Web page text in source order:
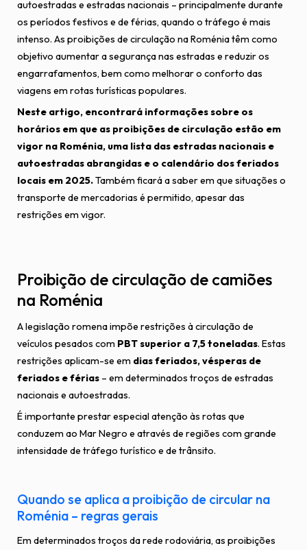
autoestradas e estradas nacionais – principalmente durante
os períodos festivos e de férias, quando o tráfego é mais
intenso. As proibições de circulação na Roménia têm como
objetivo aumentar a segurança nas estradas e reduzir os
engarrafamentos, bem como melhorar o conforto das
viagens em rotas turísticas populares.
Neste artigo, encontrará informações sobre os
horários em que as proibições de circulação estão em
vigor na Roménia, uma lista das estradas nacionais e
autoestradas abrangidas e o calendário dos feriados
locais em 2025.Também ficará a saber em que situações o
transporte de mercadorias é permitido, apesar das
restrições em vigor.
Proibição de circulação de camiões
na Roménia
A legislação romena impõe restrições à circulação de
veículos pesados com PBT superior a 7,5 toneladas. Estas
restrições aplicam-se em dias feriados, vésperas de
feriados e férias – em determinados troços de estradas
nacionais e autoestradas.
É importante prestar especial atenção às rotas que
conduzem ao Mar Negro e através de regiões com grande
intensidade de tráfego turístico e de trânsito.
Quando se aplica a proibição de circular na
Roménia – regras gerais
Em determinados troços da rede rodoviária, as proibições